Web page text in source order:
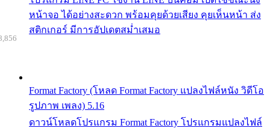
หน้าจอ ได้อย่างสะดวก พร้อมคุยด้วยเสียง คุยเห็นหน้า ส่ง
สติกเกอร์ มีการอัปเดตสม่ำเสมอ
Format Factory (โหลด Format Factory แปลงไฟล์หนัง วิดีโอ
รูปภาพ เพลง) 5.16
ดาวน์โหลดโปรแกรม Format Factory โปรแกรมแปลงไฟล์